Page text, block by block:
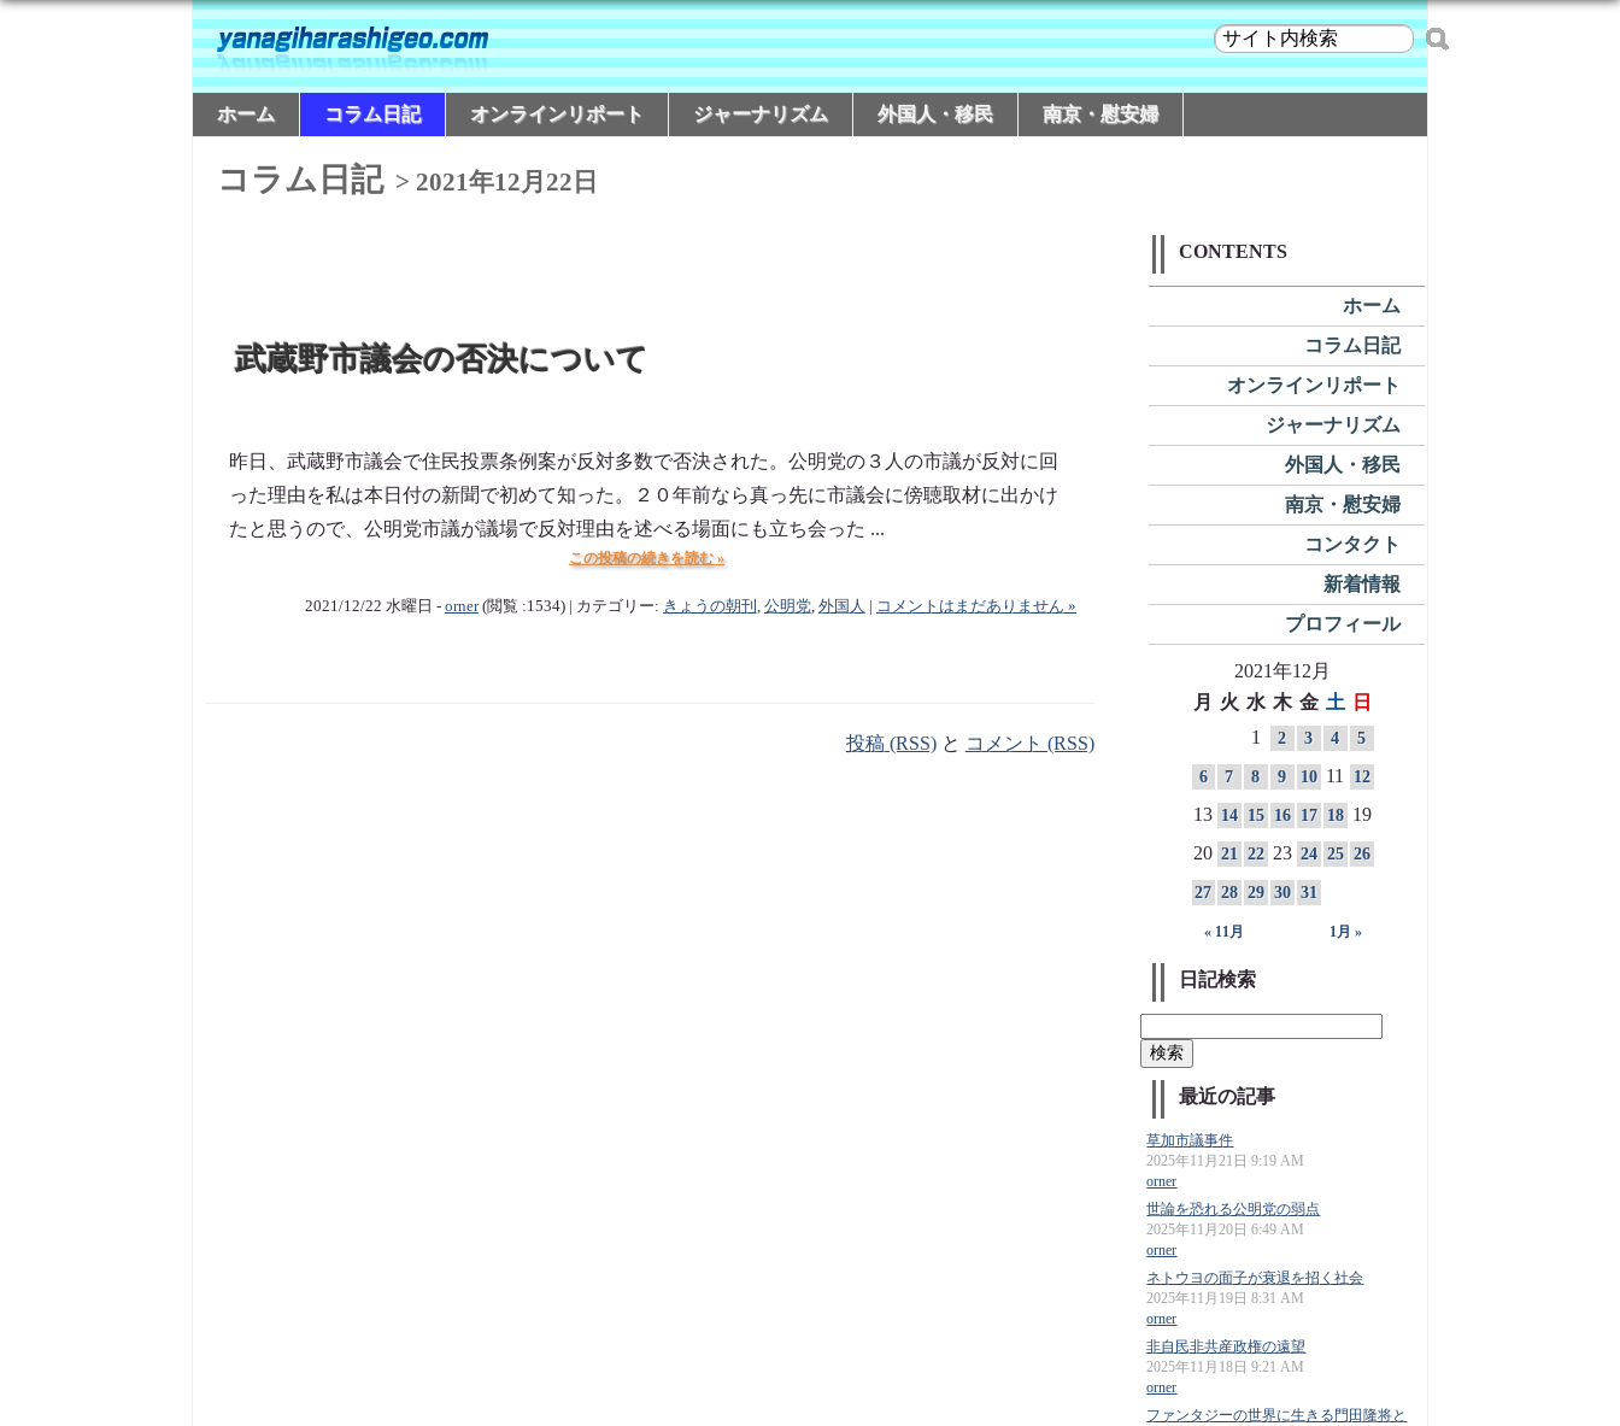
ホーム コラム日記 オンラインリポート ジャーナリズム 外国人・移民 南京・慰安婦
コラム日記> 2021年12月22日
武蔵野市議会の否決について
昨日、武蔵野市議会で住民投票条例案が反対多数で否決された。公明党の３人の市議が反対に回
った理由を私は本日付の新聞で初めて知った。２０年前なら真っ先に市議会に傍聴取材に出かけ
たと思うので、公明党市議が議場で反対理由を述べる場面にも立ち会った ...
この投稿の続きを読む »
2021/12/22 水曜日 - orner(閲覧 :1534) | カテゴリー: きょうの朝刊 , 公明党, 外国人 コメントはまだありません »
投稿 (RSS)と コメント (RSS)
CONTENTS
ホーム
コラム日記
オンラインリポート
ジャーナリズム
外国人・移民
南京・慰安婦
コンタクト
新着情報
プロフィール
2021年12月
月 火 水 木 金 土 日
« 11月 1月 »
1 2 3 4 5
6 7 8 9 10 11 12
13 14 15 16 17 18 19
20 21 22 23 24 25 26
27 28 29 30 31
日記検索
最近の記事
草加市議事件
2025年11月21日 9:19 AM
orner
世論を恐れる公明党の弱点
2025年11月20日 6:49 AM
orner
ネトウヨの面子が衰退を招く社会
2025年11月19日 8:31 AM
orner
非自民非共産政権の遠望
2025年11月18日 9:21 AM
orner
ファンタジーの世界に生きる門田隆将と